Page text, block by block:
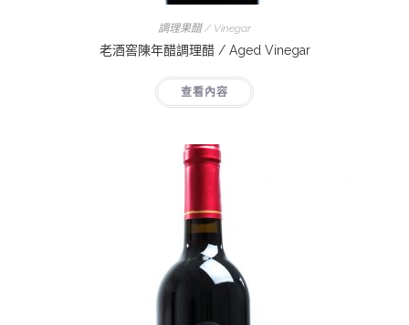
調理果醋 / Vinegar
老酒窖陳年醋調理醋 / Aged Vinegar
查看內容